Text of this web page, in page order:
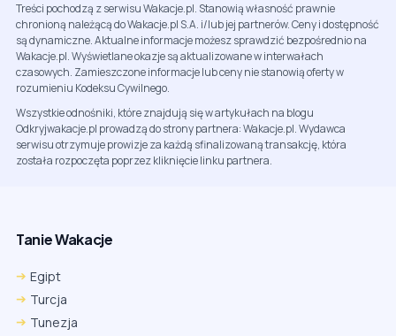
Treści pochodzą z serwisu Wakacje.pl. Stanowią własność prawnie
chronioną należącą do Wakacje.pl S.A. i/lub jej partnerów. Ceny i dostępność
są dynamiczne. Aktualne informacje możesz sprawdzić bezpośrednio na
Wakacje.pl. Wyświetlane okazje są aktualizowane w interwałach
czasowych. Zamieszczone informacje lub ceny nie stanowią oferty w
rozumieniu Kodeksu Cywilnego.
Wszystkie odnośniki, które znajdują się w artykułach na blogu
Odkryjwakacje.pl prowadzą do strony partnera: Wakacje.pl. Wydawca
serwisu otrzymuje prowizje za każdą sfinalizowaną transakcję, która
została rozpoczęta poprzez kliknięcie linku partnera.
Tanie Wakacje
Egipt
Turcja
Tunezja